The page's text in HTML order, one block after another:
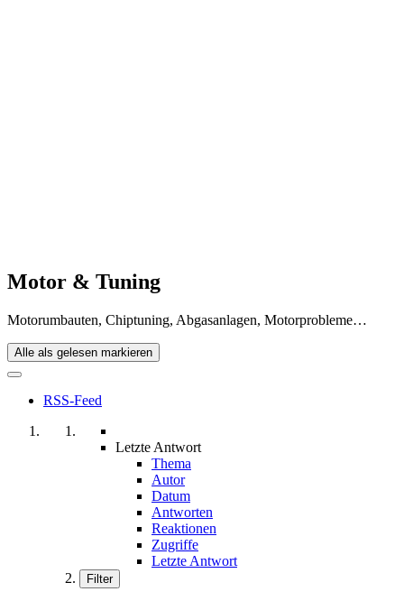
Motor & Tuning
Motorumbauten, Chiptuning, Abgasanlagen, Motorprobleme…
Alle als gelesen markieren
RSS-Feed
Letzte Antwort
Thema
Autor
Datum
Antworten
Reaktionen
Zugriffe
Letzte Antwort
Filter